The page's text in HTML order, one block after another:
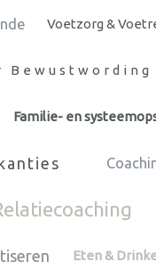
Voetzorg &
Bewustwording
Familie- en
Eten &